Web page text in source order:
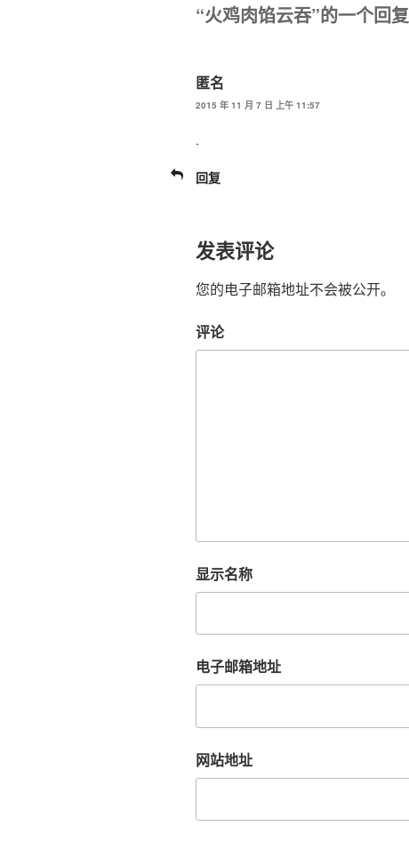
“火鸡肉馅云吞”的一个回复
匿名
2015 年 11 月 7 日 上午 11:57
.
回复
发表评论
您的电子邮箱地址不会被公开。
评论
显示名称
电子邮箱地址
网站地址